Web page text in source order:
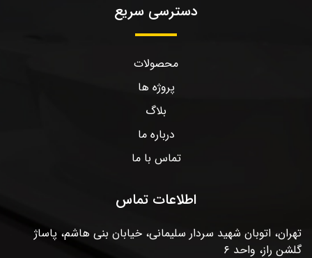
دسترسی سریع
محصولات
پروژه ها
بلاگ
درباره ما
تماس با ما
اطلاعات تماس
تهران، اتوبان شهید سردار سلیمانی، خیابان بنی هاشم، پاساژ
گلشن راز، واحد ۶